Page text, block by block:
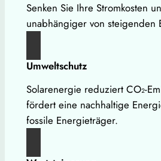
Senken Sie Ihre Stromkosten
unabhängiger von steigenden
Umweltschutz
Solarenergie reduziert CO₂-
fördert eine nachhaltige
fossile Energieträger.